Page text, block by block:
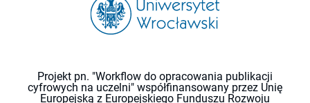
Projekt pn. "Workflow do opracowania publikacji
cyfrowych na uczelni" współfinansowany przez Unię
Europejską z Europejskiego Funduszu Rozwoju